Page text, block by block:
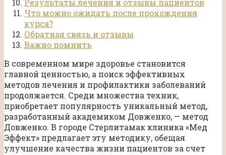
Результаты лечения и отзывы пациентов
Что можно ожидать после прохождения
курса?
Обратная связь и отзывы
Важно помнить
В современном мире здоровье становится
главной ценностью, а поиск эффективных
методов лечения и профилактики заболеваний
продолжается. Среди множества техник,
приобретает популярность уникальный метод,
разработанный академиком Довженко, — метод
Довженко. В городе Стерлитамак клиника «Мед
Эффект» предлагает эту методику, обещая
улучшение качества жизни пациентов за счет